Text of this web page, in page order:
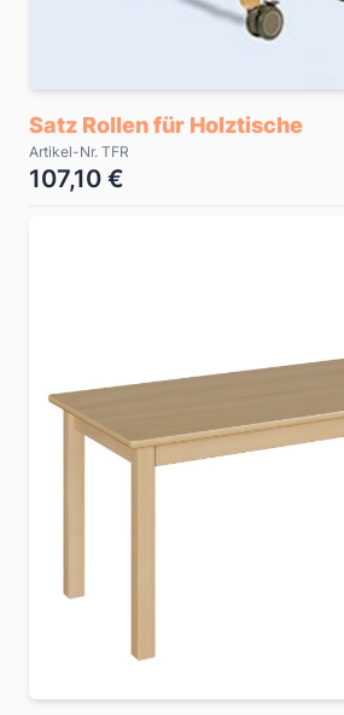
Satz Rollen für Holztische
Artikel-Nr. TFR
107,10 €